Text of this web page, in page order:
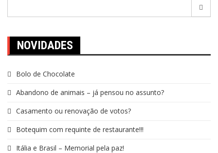
NOVIDADES
Bolo de Chocolate
Abandono de animais – já pensou no assunto?
Casamento ou renovação de votos?
Botequim com requinte de restaurante!!!
Itália e Brasil – Memorial pela paz!